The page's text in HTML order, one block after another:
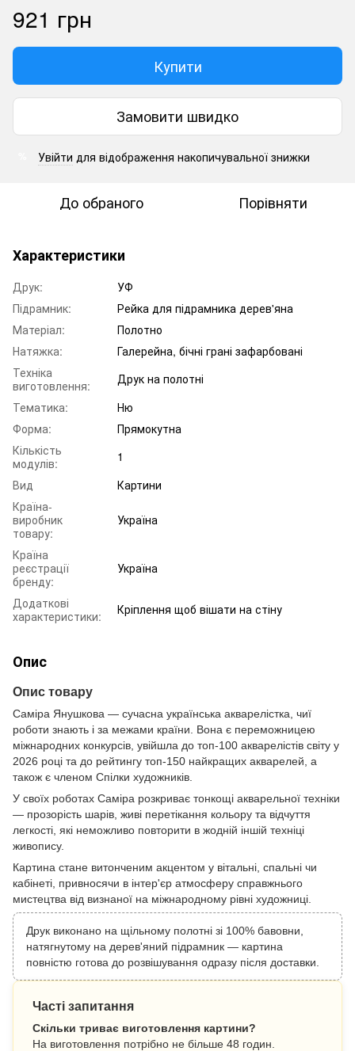
921 грн
Купити
Замовити швидко
Увійти для відображення накопичувальної знижки
До обраного Порівняти
Характеристики
Друк:
УФ
Підрамник:
Рейка для підрамника дерев'яна
Матеріал:
Полотно
Натяжка:
Галерейна, бічні грані зафарбовані
Техніка
виготовлення:
Друк на полотні
Тематика:
Ню
Форма:
Прямокутна
Кількість
модулів:
1
Вид
Картини
Країна-
виробник
товару:
Україна
Країна
реєстрації
бренду:
Україна
Додаткові
характеристики:
Кріплення щоб вішати на стіну
Опис
Опис товару
Саміра Янушкова — сучасна українська акварелістка, чиї
роботи знають і за межами країни. Вона є переможницею
міжнародних конкурсів, увійшла до топ-100 акварелістів світу у
2026 році та до рейтингу топ-150 найкращих акварелей, а
також є членом Спілки художників.
У своїх роботах Саміра розкриває тонкощі акварельної техніки
— прозорість шарів, живі перетікання кольору та відчуття
легкості, які неможливо повторити в жодній іншій техніці
живопису.
Картина стане витонченим акцентом у вітальні, спальні чи
кабінеті, привносячи в інтер'єр атмосферу справжнього
мистецтва від визнаної на міжнародному рівні художниці.
Друк виконано на щільному полотні зі 100% бавовни,
натягнутому на дерев'яний підрамник — картина
повністю готова до розвішування одразу після доставки.
Часті запитання
Скільки триває виготовлення картини?
На виготовлення потрібно не більше 48 годин.